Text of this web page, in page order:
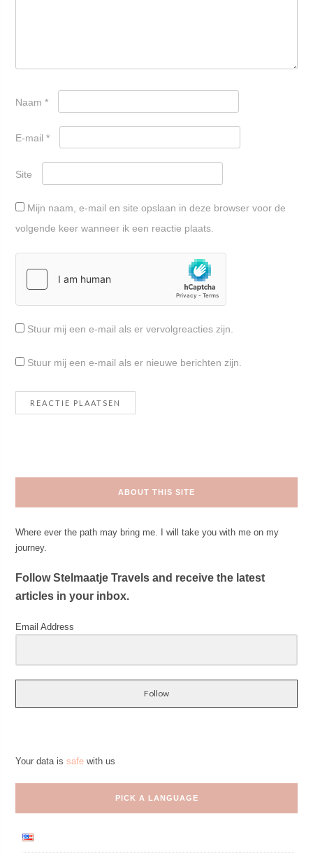
Naam *
E-mail *
Site
Mijn naam, e-mail en site opslaan in deze browser voor de
volgende keer wanneer ik een reactie plaats.
Stuur mij een e-mail als er vervolgreacties zijn.
Stuur mij een e-mail als er nieuwe berichten zijn.
ABOUT THIS SITE
Where ever the path may bring me. I will take you with me on my
journey.
Follow Stelmaatje Travels and receive the latest
articles in your inbox.
Email Address
Follow
Your data is safewith us
PICK A LANGUAGE